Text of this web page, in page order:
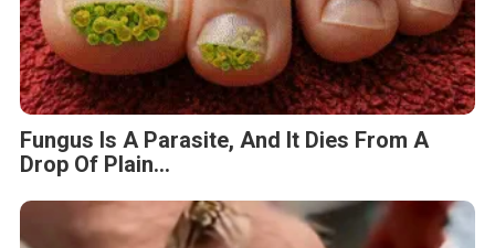
Fungus Is A Parasite, And It Dies From A
Drop Of Plain...